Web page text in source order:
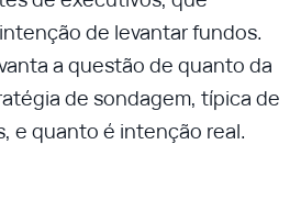
de levantar fundos.
a questão de quanto da
de sondagem, típica de
e quanto é intenção real.